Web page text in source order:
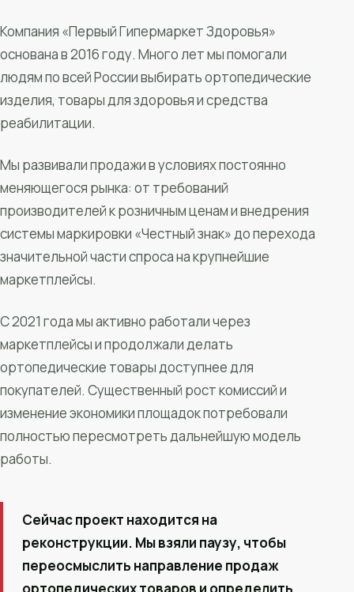
Компания «Первый Гипермаркет Здоровья»
основана в 2016 году. Много лет мы помогали
людям по всей России выбирать ортопедические
изделия, товары для здоровья и средства
реабилитации.
Мы развивали продажи в условиях постоянно
меняющегося рынка: от требований
производителей к розничным ценам и внедрения
системы маркировки «Честный знак» до перехода
значительной части спроса на крупнейшие
маркетплейсы.
С 2021 года мы активно работали через
маркетплейсы и продолжали делать
ортопедические товары доступнее для
покупателей. Существенный рост комиссий и
изменение экономики площадок потребовали
полностью пересмотреть дальнейшую модель
работы.
Сейчас проект находится на
реконструкции. Мы взяли паузу, чтобы
переосмыслить направление продаж